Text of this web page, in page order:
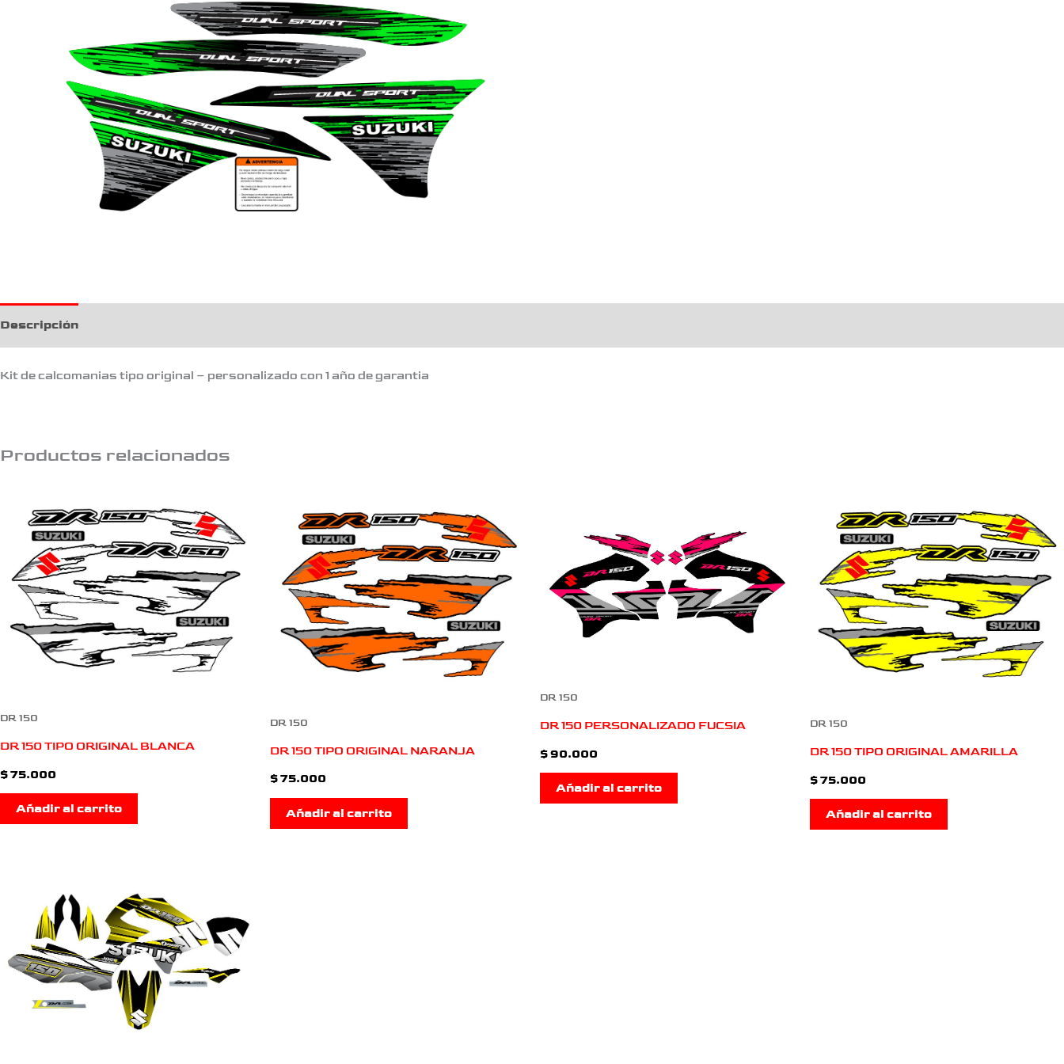
Descripción
Kit de calcomanias tipo original – personalizado con 1 año de garantia
Productos relacionados
DR 150
DR 150 TIPO ORIGINAL BLANCA
$75.000
Añadir al carrito
DR 150
DR 150 TIPO ORIGINAL NARANJA
$75.000
Añadir al carrito
DR 150
DR 150 PERSONALIZADO FUCSIA
$90.000
Añadir al carrito
DR 150
DR 150 TIPO ORIGINAL AMARILLA
$75.000
Añadir al carrito